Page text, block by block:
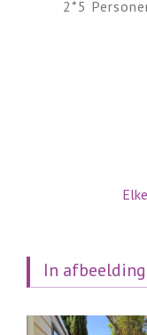
2*5
In